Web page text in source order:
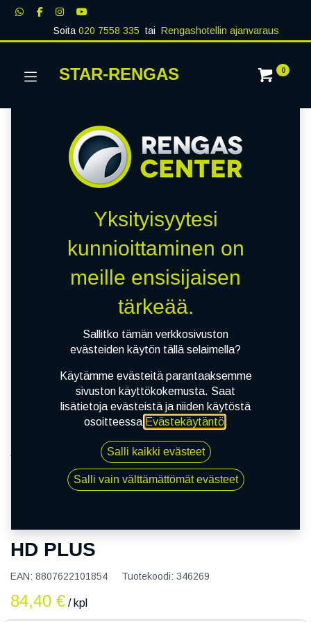
Soita020 7558 335 tai Rengashotellin ajanvaraus
STAR-RENGAS 0
165/65R14 79T NEXEN N BLUE HD PLUS
HD PLUS
EAN: 8807622101854 Tuotekoodi: 346269
84,40 € / kpl
Yksityisyytesi
kunnioittaminen on
meille ensisijaisen
tärkeää.
Sallitko tämän verkkosivuston
evästeiden käytön tällä selaimella?
Käytämme evästeitä parantaaksemme
sivuston käyttökokemusta. Saat
lisätietoja evästeistä ja niiden käytöstä
osoitteessa Evästekäytäntö.
Salli kaikki evästeet
Salli vain välttämättömät evästeet